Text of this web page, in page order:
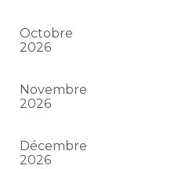
Octobre
2026
Novembre
2026
Décembre
2026